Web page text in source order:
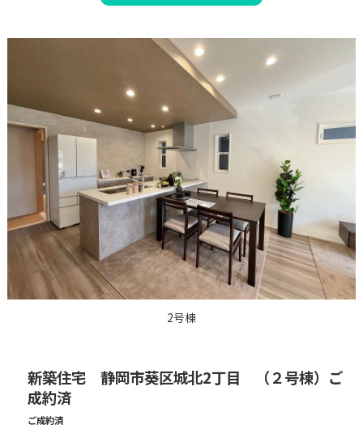
2号棟
新築住宅 静岡市葵区城北2丁目 （２号棟）ご
成約済
ご成約済